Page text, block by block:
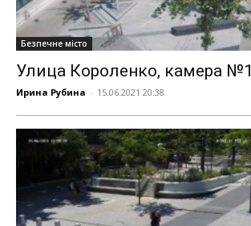
Безпечне місто
Улица Короленко, камера №1
Ирина Рубина - 15.06.2021 20:38